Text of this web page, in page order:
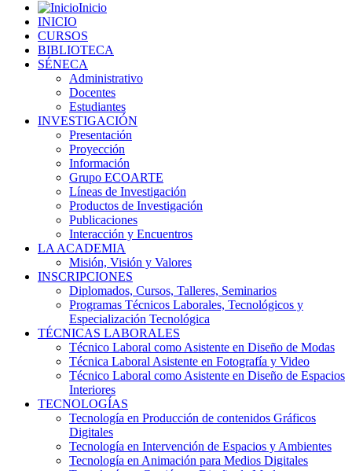
Inicio
INICIO
CURSOS
BIBLIOTECA
SÉNECA
Administrativo
Docentes
Estudiantes
INVESTIGACIÓN
Presentación
Proyección
Información
Grupo ECOARTE
Líneas de Investigación
Productos de Investigación
Publicaciones
Interacción y Encuentros
LA ACADEMIA
Misión, Visión y Valores
INSCRIPCIONES
Diplomados, Cursos, Talleres, Seminarios
Programas Técnicos Laborales, Tecnológicos y
Especialización Tecnológica
TÉCNICAS LABORALES
Técnico Laboral como Asistente en Diseño de Modas
Técnica Laboral Asistente en Fotografía y Video
Técnico Laboral como Asistente en Diseño de Espacios
Interiores
TECNOLOGÍAS
Tecnología en Producción de contenidos Gráficos
Digitales
Tecnología en Intervención de Espacios y Ambientes
Tecnología en Animación para Medios Digitales